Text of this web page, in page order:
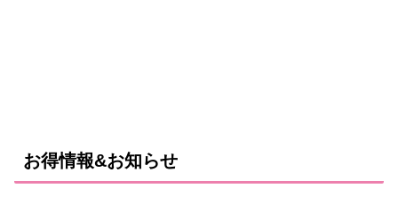
お得情報&お知らせ